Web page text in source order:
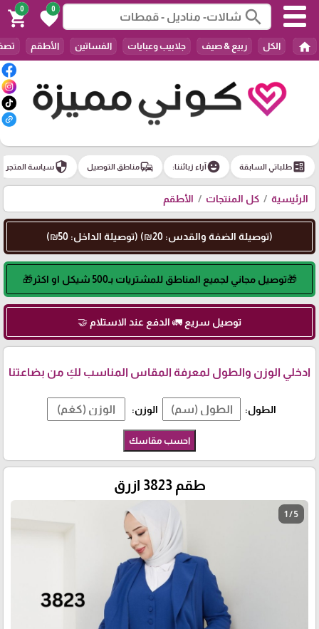
search
0
favorite
0
shopping_cart
home الكل ربيع & صيف جلابيب وعبايات الفساتين الأطقم
ballotطلباتي السابقة emoji_emotionsآراء زبائننا: commuteمناطق التوصيل securityسياسة المتجر
الرئيسية كل المنتجات الأطقم
(توصيلة الضفة والقدس: 20₪) (توصيلة الداخل: 50₪)
🎁توصيل مجاني لجميع المناطق للمشتريات بـ500 شيكل او اكثر🎁
توصيل سريع 🚛 الدفع عند الاستلام 🤝
ادخلي الوزن والطول لمعرفة المقاس المناسب لكِ من بضاعتنا
الطول: الوزن:
احسب مقاسك
طقم 3823 ازرق
1 / 5